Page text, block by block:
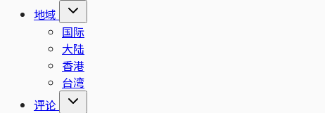
地域
国际
大陆
香港
台湾
评论